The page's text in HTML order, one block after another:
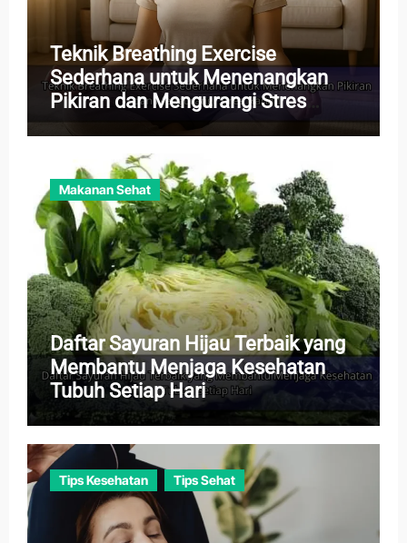
Teknik Breathing Exercise
Sederhana untuk Menenangkan
Pikiran dan Mengurangi Stres
Harian
Makanan Sehat
Daftar Sayuran Hijau Terbaik yang
Membantu Menjaga Kesehatan
Tubuh Setiap Hari
Tips Kesehatan Tips Sehat